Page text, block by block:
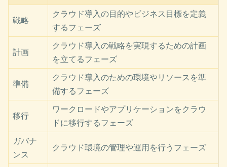
戦略
クラウド導入の目的やビジネス目標を定義
するフェーズ
計画
クラウド導入の戦略を実現するための計画
を立てるフェーズ
準備
クラウド導入のための環境やリソースを準
備するフェーズ
移行
ワークロードやアプリケーションをクラウ
ドに移行するフェーズ
ガバナ
ンス
クラウド環境の管理や運用を行うフェーズ